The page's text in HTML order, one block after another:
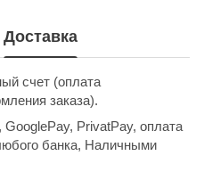
Доставка
счет (оплата
заказа).
PrivatPay, оплата
банка, Наличными